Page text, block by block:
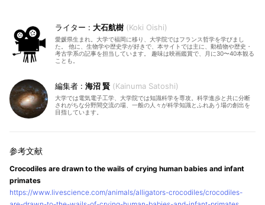
大石航樹 Koki Oishi
愛媛県生まれ。大学で福岡に移り、大学院ではフランス哲学を学びまし
た。 他に、生物学や歴史学が好きで、本サイトでは主に、動植物や歴史・
考古学系の記事を担当しています。 趣味は映画鑑賞で、月に30〜40本観る
ことも。
海沼 賢 Kainuma Satoshi
大学では電気電子工学、大学院では知識科学を専攻。科学進歩と共に分断
されがちな分野間交流の場、一般の人々が科学知識とふれあう場の創出を
目指しています。
Crocodiles are drawn to the wails of crying human babies and infant
primates
https://www.livescience.com/animals/alligators-crocodiles/crocodiles-